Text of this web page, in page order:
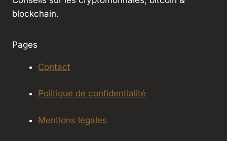
blockchain.
Pages
Contact
Politique de confidentialité
Mentions légales